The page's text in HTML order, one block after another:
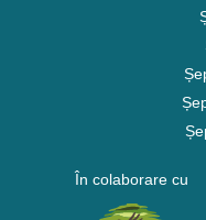
În colaborare cu